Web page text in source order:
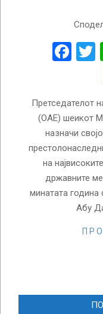
Претседателот
(ОАЕ) шеикот
назначи
на
државните
минатата година
Абу